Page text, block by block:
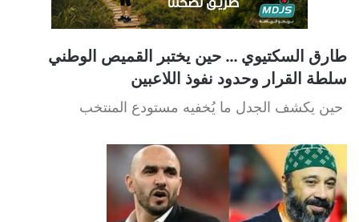
طارق السكتيوي … حين يختبر القميص الوطني
سلطة القرار وحدود نفوذ اللاعبين
حين يكشف الجدل ما يُخفيه مستودع المنتخب